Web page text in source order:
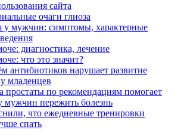
сайта
очаги глиоза
мужчин: симптомы, характерные
диагностика, лечение
что это значит?
антибиотиков нарушает развитие
младенцев
простаты по рекомендациям помогает
мужчин пережить болезнь
что ежедневные тренировки
спать